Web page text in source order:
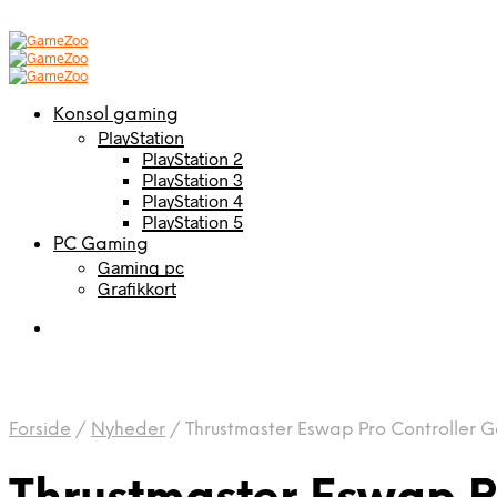
Konsol gaming
PlayStation
PlayStation 2
PlayStation 3
PlayStation 4
PlayStation 5
PC Gaming
Gaming pc
Grafikkort
Forside / Nyheder / Thrustmaster Eswap Pro Controller